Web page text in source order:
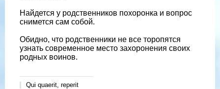
Найдется у родственников похоронка и вопрос
снимется сам собой.
Обидно, что родственники не все торопятся
узнать современное место захоронения своих
родных воинов.
Qui quaerit, reperit